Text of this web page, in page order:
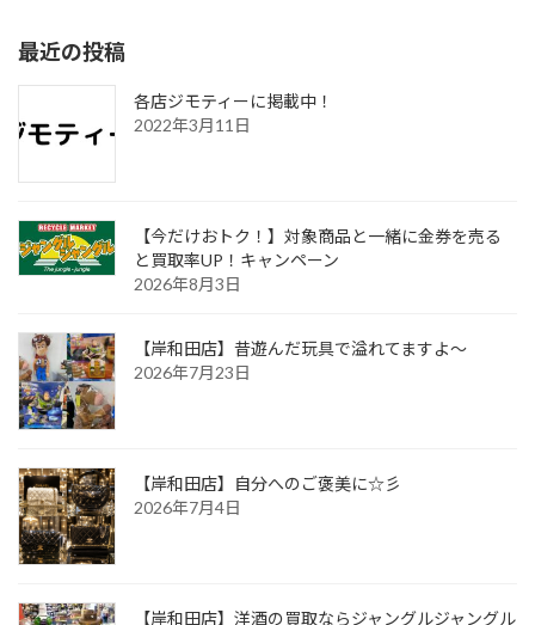
最近の投稿
各店ジモティーに掲載中！
2022年3月11日
【今だけおトク！】対象商品と一緒に金券を売る
と買取率UP！キャンペーン
2026年8月3日
【岸和田店】昔遊んだ玩具で溢れてますよ～
2026年7月23日
【岸和田店】自分へのご褒美に☆彡
2026年7月4日
【岸和田店】洋酒の買取ならジャングルジャングル